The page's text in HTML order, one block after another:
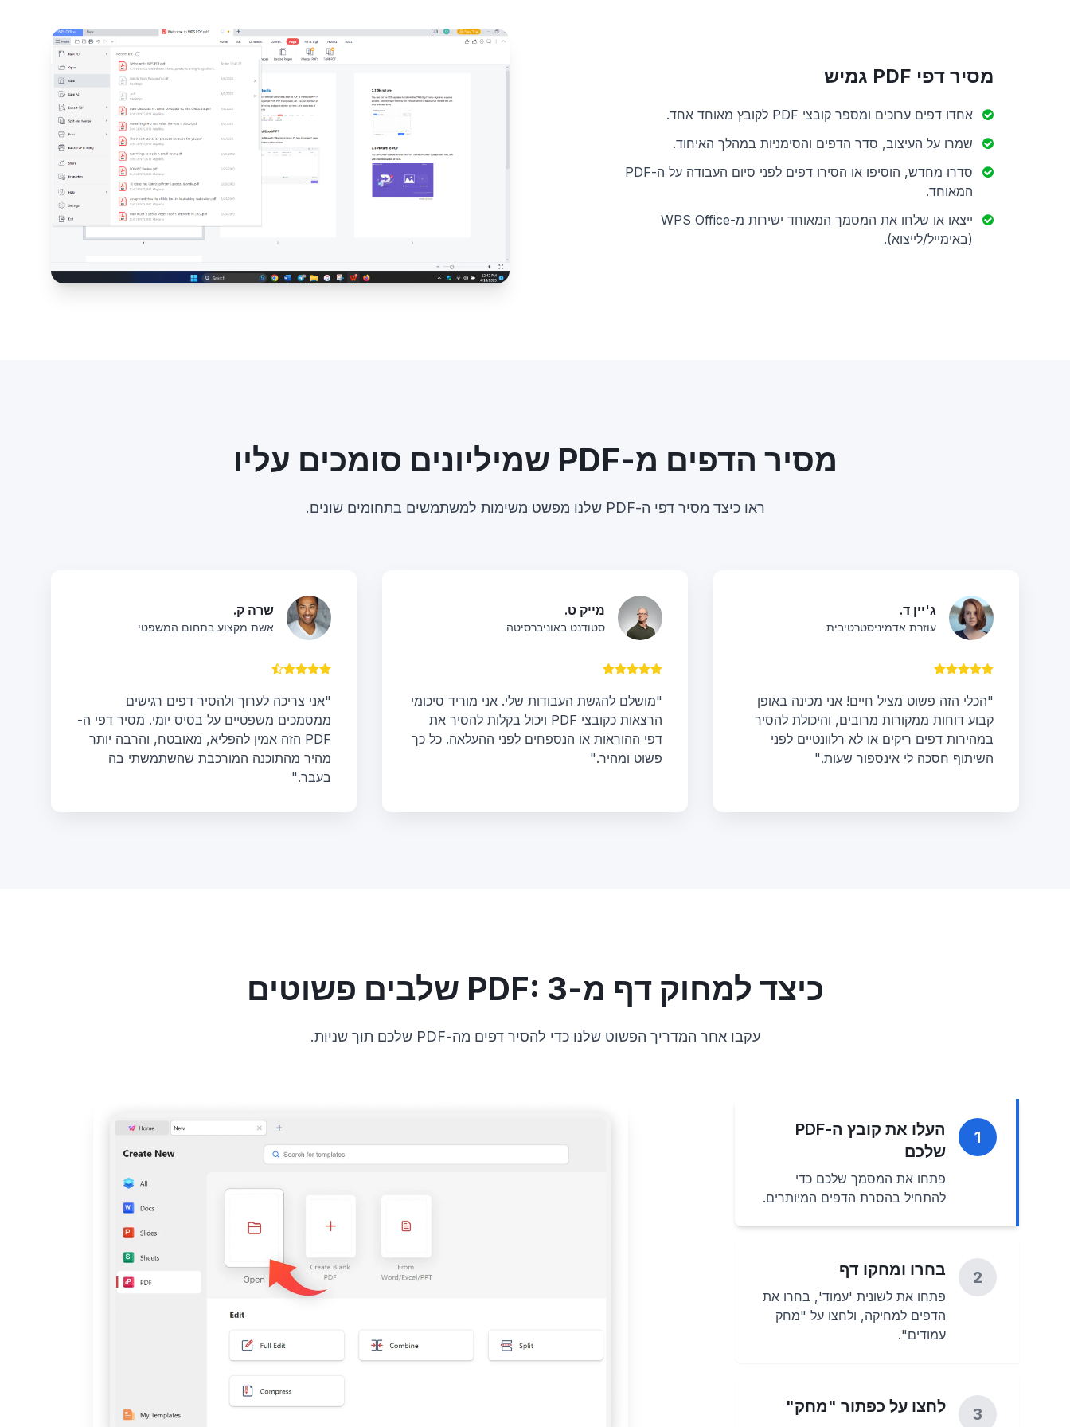
מסיר דפי PDF גמיש
אחדו דפים ערוכים ומספר קובצי PDF לקובץ מאוחד אחד.
שמרו על העיצוב, סדר הדפים והסימניות במהלך האיחוד.
סדרו מחדש, הוסיפו או הסירו דפים לפני סיום העבודה על ה-PDF
המאוחד.
ייצאו או שלחו את המסמך המאוחד ישירות מ-WPS Office
(באימייל/לייצוא).
מסיר הדפים מ-PDF שמיליונים סומכים עליו
ראו כיצד מסיר דפי ה-PDF שלנו מפשט משימות למשתמשים בתחומים שונים.
ג'יין ד.
עוזרת אדמיניסטרטיבית
"הכלי הזה פשוט מציל חיים! אני מכינה באופן
קבוע דוחות ממקורות מרובים, והיכולת להסיר
במהירות דפים ריקים או לא רלוונטיים לפני
השיתוף חסכה לי אינספור שעות."
מייק ט.
סטודנט באוניברסיטה
"מושלם להגשת העבודות שלי. אני מוריד סיכומי
הרצאות כקובצי PDF ויכול בקלות להסיר את
דפי ההוראות או הנספחים לפני ההעלאה. כל כך
פשוט ומהיר."
שרה ק.
אשת מקצוע בתחום המשפטי
"אני צריכה לערוך ולהסיר דפים רגישים
ממסמכים משפטיים על בסיס יומי. מסיר דפי ה-
PDF הזה אמין להפליא, מאובטח, והרבה יותר
מהיר מהתוכנה המורכבת שהשתמשתי בה
בעבר."
כיצד למחוק דף מ-PDF: 3 שלבים פשוטים
עקבו אחר המדריך הפשוט שלנו כדי להסיר דפים מה-PDF שלכם תוך שניות.
1
העלו את קובץ ה-PDF
שלכם
פתחו את המסמך שלכם כדי
להתחיל בהסרת הדפים המיותרים.
2 בחרו ומחקו דף
פתחו את לשונית 'עמוד', בחרו את
הדפים למחיקה, ולחצו על "מחק
עמודים".
3 לחצו על כפתור "מחק"